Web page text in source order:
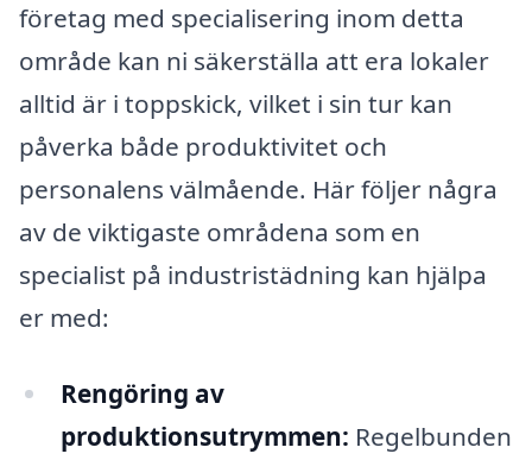
företag med specialisering inom detta
område kan ni säkerställa att era lokaler
alltid är i toppskick, vilket i sin tur kan
påverka både produktivitet och
personalens välmående. Här följer några
av de viktigaste områdena som en
specialist på industristädning kan hjälpa
er med:
Rengöring av
produktionsutrymmen: Regelbunden